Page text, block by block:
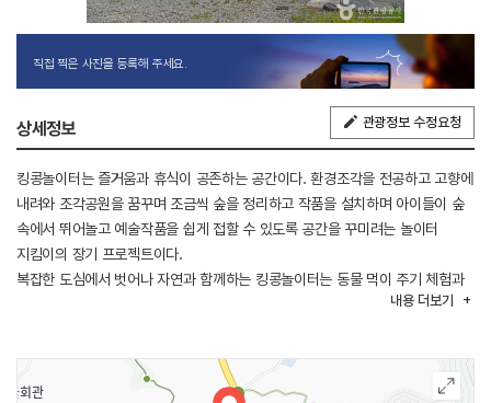
직접 찍은 사진을 등록해 주세요.
상세정보 관광정보 수정요청
킹콩놀이터는 즐거움과 휴식이 공존하는 공간이다. 환경조각을 전공하고 고향에
내려와 조각공원을 꿈꾸며 조금씩 숲을 정리하고 작품을 설치하며 아이들이 숲
속에서 뛰어놀고 예술작품을 쉽게 접할 수 있도록 공간을 꾸미려는 놀이터
지킴이의 장기 프로젝트이다.
복잡한 도심에서 벗어나 자연과 함께하는 킹콩놀이터는 동물 먹이 주기 체험과
더불어 넓은 숲 속에서 아이들이 신나게 뛰어놀 수 있는 공간, 그리고 휴식을
있다.
내용 더보기